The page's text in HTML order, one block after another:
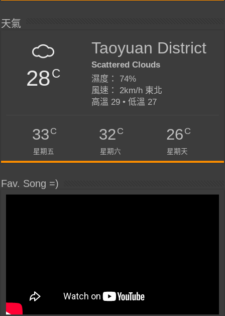
天氣
28C
Taoyuan District
Scattered Clouds
濕度： 74%
風速： 2km/h 東北
高溫 29 • 低溫 27
33C
星期五
32C
星期六
26C
星期天
Fav. Song =)